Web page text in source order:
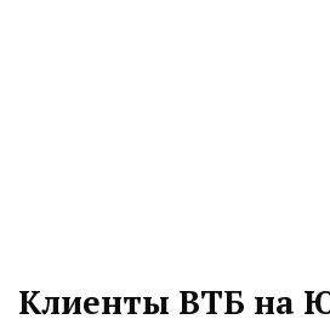
Клиенты ВТБ на